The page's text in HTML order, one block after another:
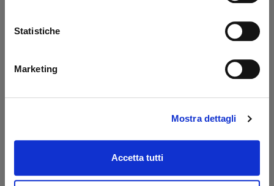
Statistiche
Marketing
Mostra dettagli
Accetta tutti
€ 189,05+VAT
Oil tank PBS Palfinger
€ 288,00+VAT